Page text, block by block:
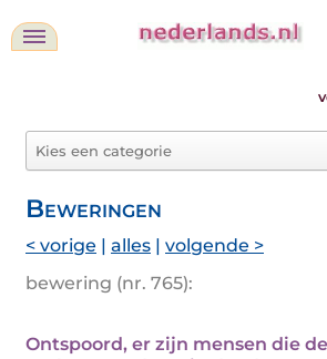
Beweringen
< vorige | alles | volgende >
bewering (nr. 765):
Ontspoord, er zijn mensen die